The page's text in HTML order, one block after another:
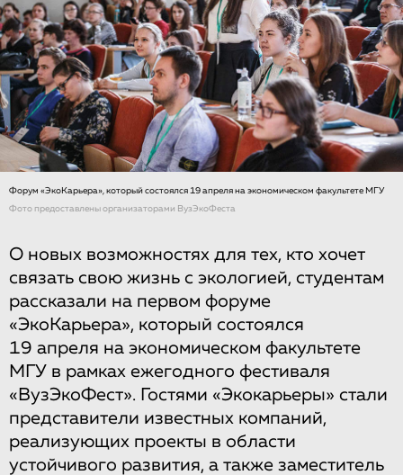
Форум «ЭкоКарьера», который состоялся 19 апреля на экономическом факультете МГУ
Фото предоставлены организаторами ВузЭкоФеста
О новых возможностях для тех, кто хочет
связать свою жизнь с экологией, студентам
рассказали на первом форуме
«ЭкоКарьера», который состоялся
19 апреля на экономическом факультете
МГУ в рамках ежегодного фестиваля
«ВузЭкоФест». Гостями «Экокарьеры» стали
представители известных компаний,
реализующих проекты в области
устойчивого развития, а также заместитель